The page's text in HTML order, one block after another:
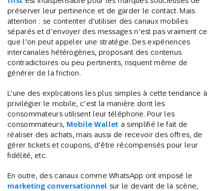
préserver leur pertinence et de garder le contact. Mais
attention : se contenter d’utiliser des canaux mobiles
séparés et d’envoyer des messages n’est pas vraiment ce
que l’on peut appeler une stratégie. Des expériences
intercanales hétérogènes, proposant des contenus
contradictoires ou peu pertinents, risquent même de
générer de la friction.
L’une des explications les plus simples à cette tendance à
privilégier le mobile, c’est la manière dont les
consommateurs utilisent leur téléphone. Pour les
consommateurs, Mobile Wallet a simplifié le fait de
réaliser des achats, mais aussi de recevoir des offres, de
gérer tickets et coupons, d’être récompensés pour leur
fidélité, etc.
En outre, des canaux comme WhatsApp ont imposé le
marketing conversationnel sur le devant de la scène,